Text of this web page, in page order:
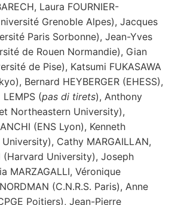
Laura FOURNIER-
Grenoble Alpes), Jacques
Paris Sorbonne), Jean-Yves
de Rouen Normandie), Gian
de Pise), Katsumi FUKASAWA
Bernard HEYBERGER (EHESS),
(pas di tirets), Anthony
Northeastern University),
(ENS Lyon), Kenneth
University), Cathy MARGAILLAN,
(Harvard University), Joseph
MARZAGALLI, Véronique
(C.N.R.S. Paris), Anne
Poitiers), Jean-Pierre